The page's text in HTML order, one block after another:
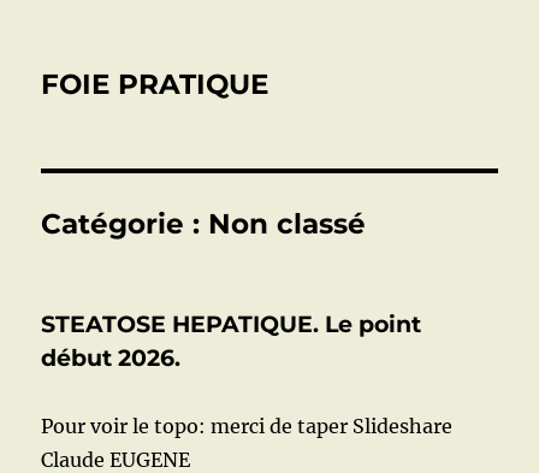
FOIE PRATIQUE
Catégorie : Non classé
STEATOSE HEPATIQUE. Le point
début 2026.
Pour voir le topo: merci de taper Slideshare
Claude EUGENE